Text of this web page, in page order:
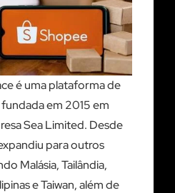
é uma plataforma de
em 2015 em
Sea Limited. Desde
para outros
Malásia, Tailândia,
e Taiwan, além de